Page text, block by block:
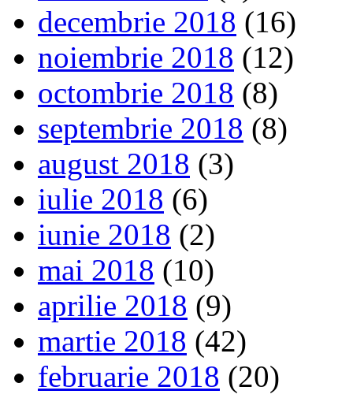
decembrie 2018 (16)
noiembrie 2018 (12)
octombrie 2018 (8)
septembrie 2018 (8)
august 2018 (3)
iulie 2018 (6)
iunie 2018 (2)
mai 2018 (10)
aprilie 2018 (9)
martie 2018 (42)
februarie 2018 (20)